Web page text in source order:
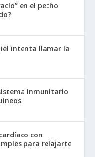
en el pecho
intenta llamar la
inmunitario
con
para relajarte